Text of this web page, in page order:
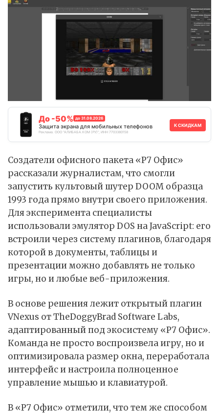
До -50% до 31.08.2026
Защита экрана для мобильных телефонов
Реклама. ООО "АЛИБАБА.КОМ (РУ)", ИНН 7703380158
К СКИДКАМ
Создатели офисного пакета «Р7 Офис»
рассказалижурналистам, что смогли
запустить культовый шутер DOOM образца
1993 года прямо внутри своего приложения.
Для эксперимента специалисты
использовали эмулятор DOS на JavaScript: его
встроили через систему плагинов, благодаря
которой в документы, таблицы и
презентации можно добавлять не только
игры, но и любые веб-приложения.
В основе решения лежит открытый плагин
VNexus от TheDoggyBrad Software Labs,
адаптированный под экосистему «Р7 Офис».
Команда не просто воспроизвела игру, но и
оптимизировала размер окна, переработала
интерфейс и настроила полноценное
управление мышью и клавиатурой.
В «Р7 Офис» отметили, что тем же способом